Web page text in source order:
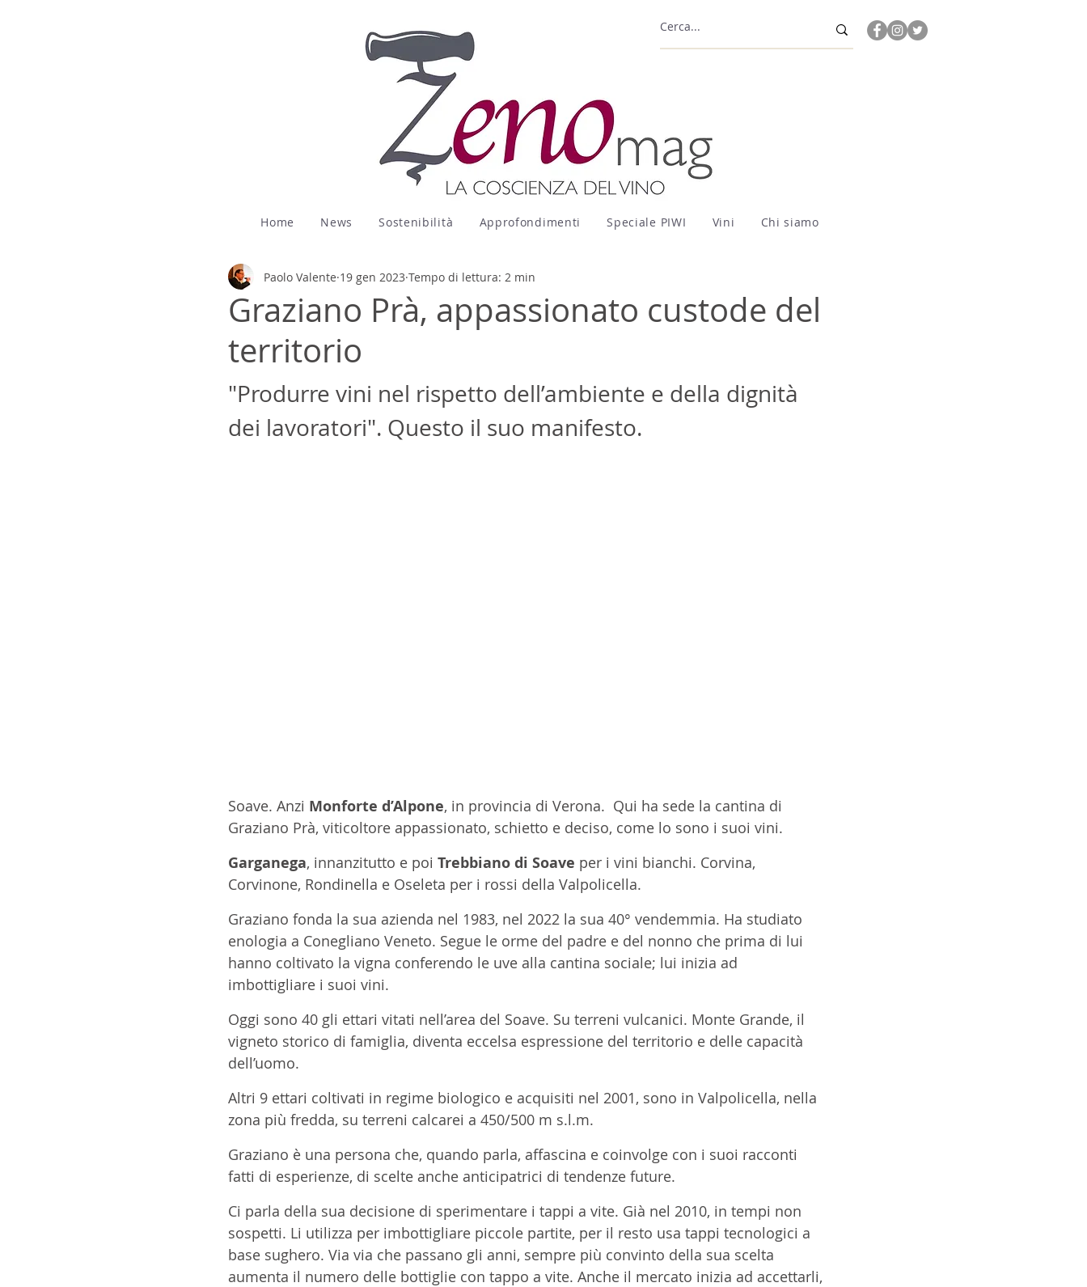
Home News Sostenibilità Approfondimenti Speciale PIWI Vini Chi siamo
Graziano Prà, appassionato custode del
territorio
Paolo Valente 19 gen 2023 Tempo di lettura: 2 min
"Produrre vini nel rispetto dell’ambiente e della dignità
dei lavoratori". Questo il suo manifesto.
Soave. Anzi Monforte d’Alpone, in provincia di Verona.  Qui ha sede la cantina di
Graziano Prà, viticoltore appassionato, schietto e deciso, come lo sono i suoi vini.
Garganega, innanzitutto e poi Trebbiano di Soave per i vini bianchi. Corvina,
Corvinone, Rondinella e Oseleta per i rossi della Valpolicella.
Graziano fonda la sua azienda nel 1983, nel 2022 la sua 40° vendemmia. Ha studiato
enologia a Conegliano Veneto. Segue le orme del padre e del nonno che prima di lui
hanno coltivato la vigna conferendo le uve alla cantina sociale; lui inizia ad
imbottigliare i suoi vini.
Oggi sono 40 gli ettari vitati nell’area del Soave. Su terreni vulcanici. Monte Grande, il
vigneto storico di famiglia, diventa eccelsa espressione del territorio e delle capacità
dell’uomo.
Altri 9 ettari coltivati in regime biologico e acquisiti nel 2001, sono in Valpolicella, nella
zona più fredda, su terreni calcarei a 450/500 m s.l.m.
Graziano è una persona che, quando parla, affascina e coinvolge con i suoi racconti
fatti di esperienze, di scelte anche anticipatrici di tendenze future.
Ci parla della sua decisione di sperimentare i tappi a vite. Già nel 2010, in tempi non
sospetti. Li utilizza per imbottigliare piccole partite, per il resto usa tappi tecnologici a
base sughero. Via via che passano gli anni, sempre più convinto della sua scelta
aumenta il numero delle bottiglie con tappo a vite. Anche il mercato inizia ad accettarli,